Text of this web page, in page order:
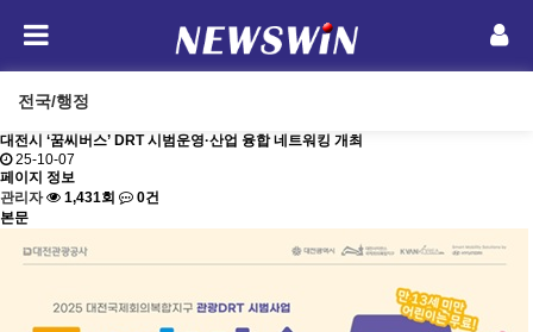
전국/행정
대전시 ‘꿈씨버스’ DRT 시범운영·산업 융합 네트워킹 개최
25-10-07
페이지 정보
관리자
1,431회
0건
본문